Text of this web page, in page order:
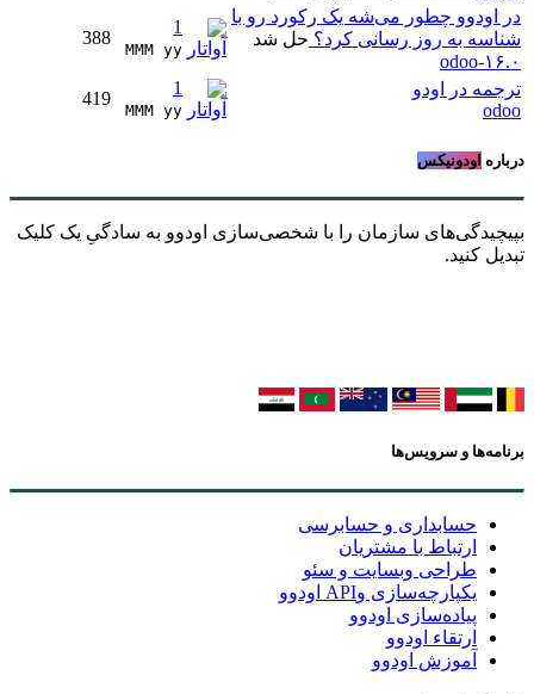
در اودوو چطور می‌شه یک رکورد رو با
شناسه به روز رسانی کرد؟ حل شد
odoo-۱۶.۰
1
MMM yy
388
ترجمه در اودو
odoo
1
MMM yy
419
درباره اودونیکس
بپیچیدگی‌های سازمان را با شخصی‌سازی اودوو به سادگیِ یک کلیک
تبدیل کنید.
برنامه‌ها و سرویس‌ها
حسابداری و حسابرسی
ارتباط با مشتریان
طراحی وبسایت و سئو
یکپارچه‌سازی وAPI اودوو
پیاده‌سازی اودوو
ارتقاء اودوو
آموزش اودوو